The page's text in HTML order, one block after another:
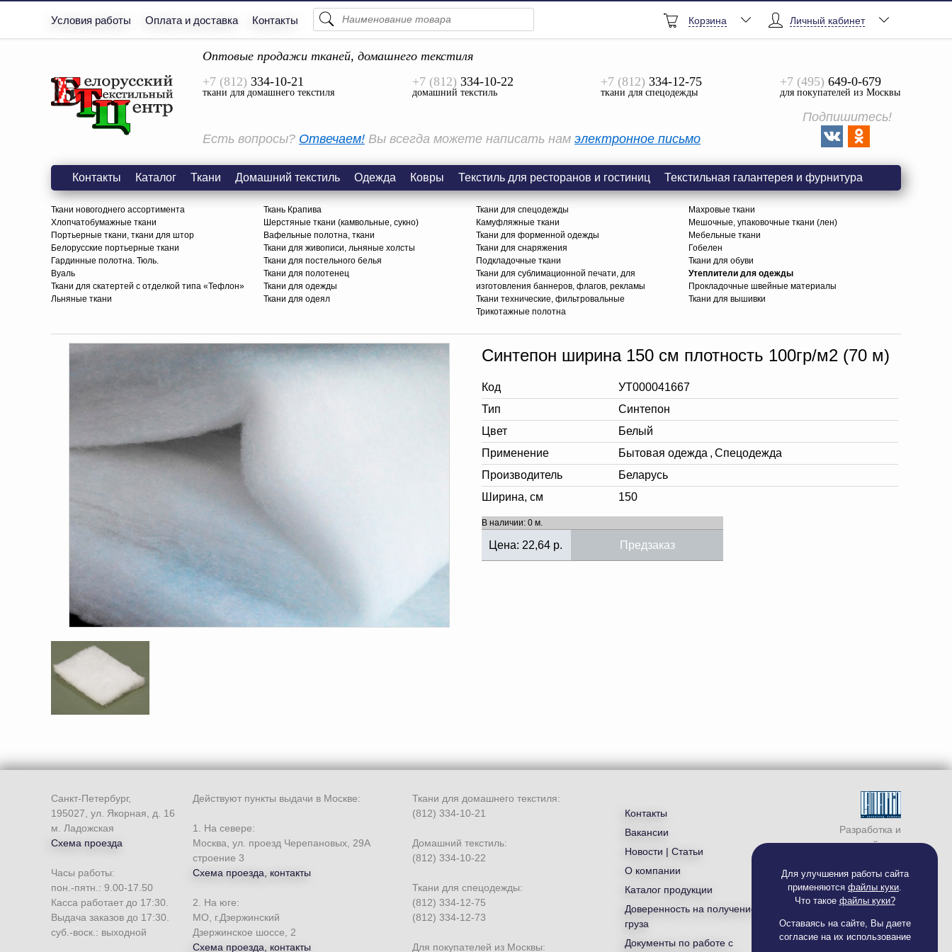
Для улучшения работы сайта
применяются файлы куки.
Что такое файлы куки?
Оставаясь на сайте, Вы даете
согласие на их использование
Условия работы Оплата и доставка Контакты
Просмотреть Все
Личный кабинет
Корзина
Оптовые продажи тканей, домашнего текстиля
+7 (812) 334-10-21
ткани для домашнего текстиля
+7 (812) 334-10-22
домашний текстиль
+7 (812) 334-12-75
ткани для спецодежды
+7 (495) 649-0-679
для покупателей из Москвы
Есть вопросы? Отвечаем! Вы всегда можете написать нам электронное письмо
Подпишитесь!
Контакты Каталог Ткани Домашний текстиль Одежда Ковры Текстиль для ресторанов и гостиниц Текстильная галантерея и фурнитура
Ткани новогоднего ассортимента
Хлопчатобумажные ткани
Портьерные ткани, ткани для штор
Белорусские портьерные ткани
Гардинные полотна. Тюль.
Вуаль
Ткани для скатертей с отделкой типа «Тефлон»
Льняные ткани
Ткань Крапива
Шерстяные ткани (камвольные, сукно)
Вафельные полотна, ткани
Ткани для живописи, льняные холсты
Ткани для постельного белья
Ткани для полотенец
Ткани для одежды
Ткани для одеял
Ткани для спецодежды
Камуфляжные ткани
Ткани для форменной одежды
Ткани для снаряжения
Подкладочные ткани
Ткани для сублимационной печати, для
изготовления баннеров, флагов, рекламы
Ткани технические, фильтровальные
Трикотажные полотна
Махровые ткани
Мешочные, упаковочные ткани (лен)
Мебельные ткани
Гобелен
Ткани для обуви
Утеплители для одежды
Прокладочные швейные материалы
Ткани для вышивки
Синтепон ширина 150 см плотность 100гр/м2 (70 м)
Код
УТ000041667
Тип
Синтепон
Цвет
Белый
Применение
Бытовая одежда , Спецодежда
Производитель
Беларусь
Ширина, см
150
В наличии: 0 м.
Цена: 22,64 р. Предзаказ
Разработка и
продвижение сайта —
Санкт-Петербург,
195027, ул. Якорная, д. 16
м. Ладожская
Схема проезда
Часы работы:
пон.-пятн.: 9.00-17.50
Касса работает до 17:30.
Выдача заказов до 17:30.
суб.-воск.: выходной
Действуют пункты выдачи в Москве:
1. На севере:
Москва, ул. проезд Черепановых, 29А
строение 3
Схема проезда, контакты
2. На юге:
МО, г.Дзержинский
Дзержинское шоссе, 2
Схема проезда, контакты
Ткани для домашнего текстиля:
(812) 334-10-21
Домашний текстиль:
(812) 334-10-22
Ткани для спецодежды:
(812) 334-12-75
(812) 334-12-73
Для покупателей из Москвы:
Контакты
Вакансии
Новости | Статьи
О компании
Каталог продукции
Доверенность на получение
груза
Документы по работе с